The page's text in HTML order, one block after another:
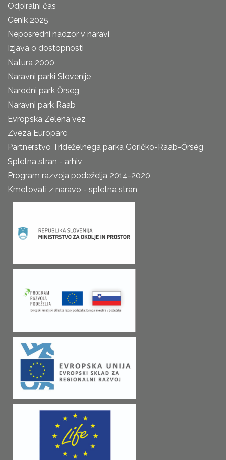
Odpiralni čas
Cenik 2025
Neposredni nadzor v naravi
Izjava o dostopnosti
Natura 2000
Naravni parki Slovenije
Narodni park Őrseg
Naravni park Raab
Evropska Zelena vez
Zveza Europarc
Partnerstvo Trideželnega parka Goričko-Raab-Őrség
Spletna stran - arhiv
Program razvoja podeželja 2014-2020
Kmetovati z naravo - spletna stran